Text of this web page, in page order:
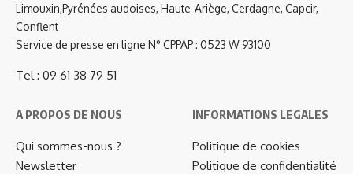
Limouxin,Pyrénées audoises, Haute-Ariège, Cerdagne, Capcir,
Conflent
Service de presse en ligne N° CPPAP : 0523 W 93100
Tel : 09 61 38 79 51
A PROPOS DE NOUS
Qui sommes-nous ?
Newsletter
INFORMATIONS LEGALES
Politique de cookies
Politique de confidentialité